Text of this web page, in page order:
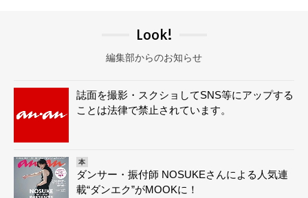
Look!
編集部からのお知らせ
誌面を撮影・スクショしてSNS等にアップする
ことは法律で禁止されています。
本
ダンサー・振付師 NOSUKEさんによる人気連
載“ダンエク”がMOOKに！